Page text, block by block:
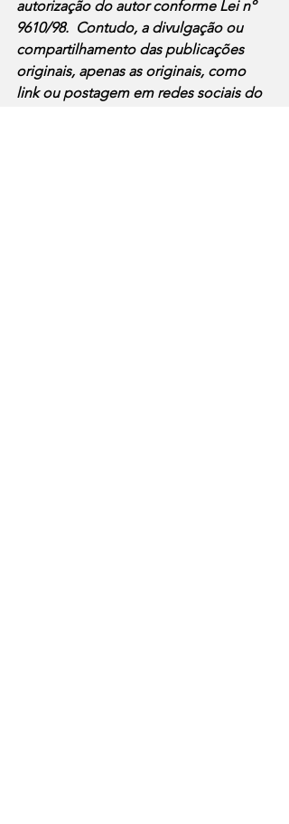
autorização do autor conforme Lei nº
9610/98.  Contudo, a divulgação ou
compartilhamento das publicações
originais, apenas as originais, como
link ou postagem em redes sociais do